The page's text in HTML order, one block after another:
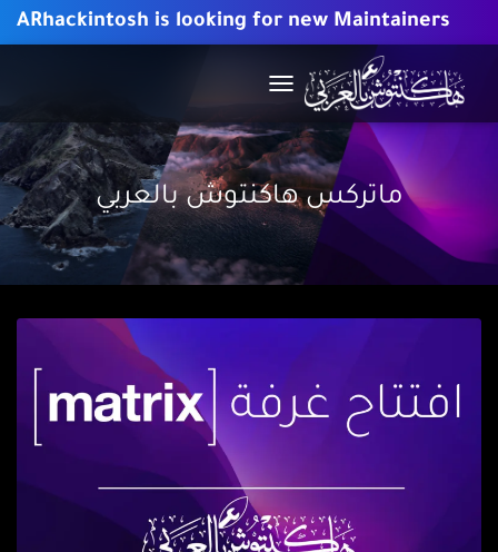
ARhackintosh is looking for new Maintainers
ماتركس هاكنتوش بالعربي